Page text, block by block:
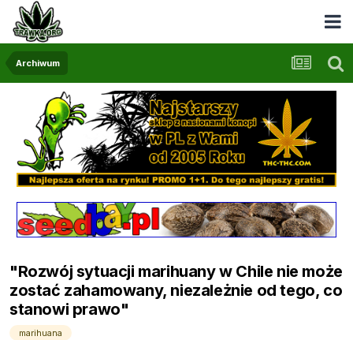
Archiwum
"Rozwój sytuacji marihuany w Chile nie może
zostać zahamowany, niezależnie od tego, co
stanowi prawo"
marihuana